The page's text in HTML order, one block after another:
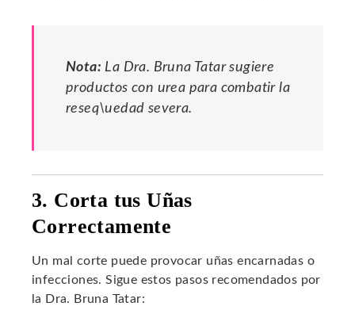
Nota: La Dra. Bruna Tatar sugiere
productos con urea para combatir la
reseq\uedad severa.
3. Corta tus Uñas
Correctamente
Un mal corte puede provocar uñas encarnadas o
infecciones. Sigue estos pasos recomendados por
la Dra. Bruna Tatar: